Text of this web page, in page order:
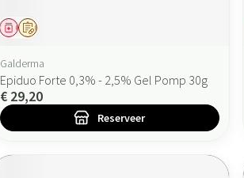
Op voorschrift
Geneesmiddel
Galderma
Epiduo Forte 0,3% - 2,5% Gel Pomp 30g
€ 29,20
Reserveer